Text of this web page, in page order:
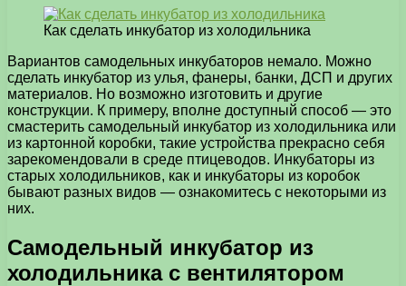
Как сделать инкубатор из холодильника
Вариантов самодельных инкубаторов немало. Можно
сделать инкубатор из улья, фанеры, банки, ДСП и других
материалов. Но возможно изготовить и другие
конструкции. К примеру, вполне доступный способ — это
смастерить самодельный инкубатор из холодильника или
из картонной коробки, такие устройства прекрасно себя
зарекомендовали в среде птицеводов. Инкубаторы из
старых холодильников, как и инкубаторы из коробок
бывают разных видов — ознакомитесь с некоторыми из
них.
Самодельный инкубатор из
холодильника с вентилятором